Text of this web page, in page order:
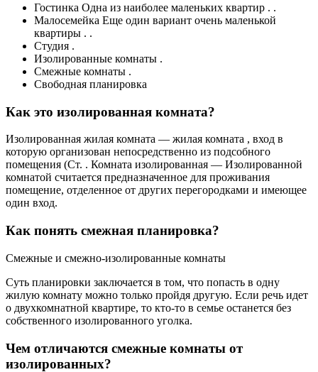
Гостинка Одна из наиболее маленьких квартир . .
Малосемейка Еще один вариант очень маленькой
квартиры . .
Студия .
Изолированные комнаты .
Смежные комнаты .
Свободная планировка
Как это изолированная комната?
Изолированная жилая комната — жилая комната , вход в
которую организован непосредственно из подсобного
помещения (Ст. . Комната изолированная — Изолированной
комнатой считается предназначенное для проживания
помещение, отделенное от других перегородками и имеющее
один вход.
Как понять смежная планировка?
Смежные и смежно-изолированные комнаты
Суть планировки заключается в том, что попасть в одну
жилую комнату можно только пройдя другую. Если речь идет
о двухкомнатной квартире, то кто-то в семье останется без
собственного изолированного уголка.
Чем отличаются смежные комнаты от
изолированных?